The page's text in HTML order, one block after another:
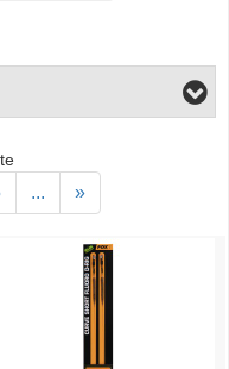
... »